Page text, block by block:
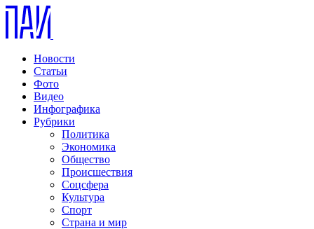
Новости
Статьи
Фото
Видео
Инфографика
Рубрики
Политика
Экономика
Общество
Происшествия
Соцсфера
Культура
Спорт
Страна и мир